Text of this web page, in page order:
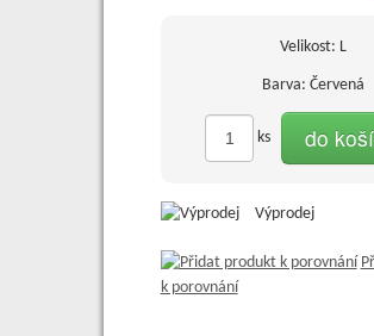
Velikost: L
Barva: Červená
ks do
Výprodej
k porovnání